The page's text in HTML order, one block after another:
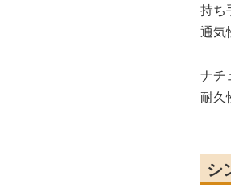
持ち
通気
ナチ
耐久
シ